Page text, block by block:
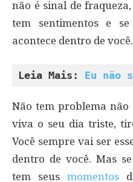
não é sinal de
tem sentimentos e
acontece dentro de você.
Leia Mais: Eu não
Não tem problema não
viva o seu dia triste,
Você sempre vai ser
dentro de você. Mas
tem seus momentos